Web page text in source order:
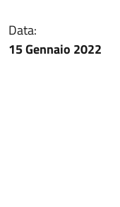
Data:
15 Gennaio 2022